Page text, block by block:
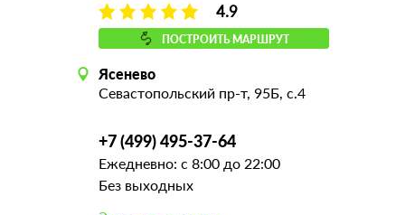
4.9
ПОСТРОИТЬ МАРШРУТ
Ясенево
Севастопольский пр-т, 95Б, с.4
+7 (499) 495-37-64
Ежедневно: с 8:00 до 22:00
Без выходных